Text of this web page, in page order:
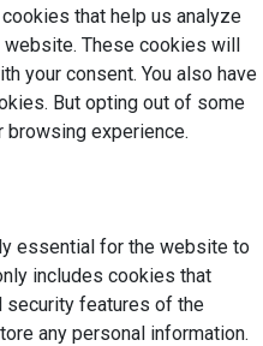
that help us analyze
website. These cookies will
your consent. You also have
But opting out of some
experience.
essential for the website to
includes cookies that
security features of the
any personal information.